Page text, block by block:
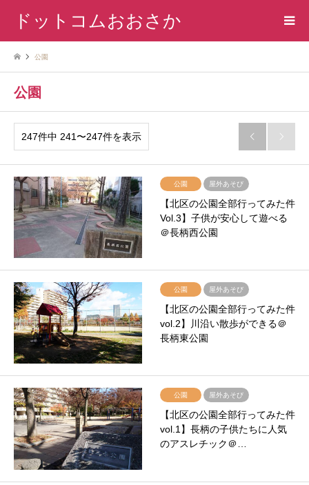
ドットコムおおさか
公園
公園
247件中 241〜247件を表示  
公園 屋外あそび
【北区の公園全部行ってみた件
Vol.3】子供が安心して遊べる
＠長柄西公園
公園 屋外あそび
【北区の公園全部行ってみた件
vol.2】川沿い散歩ができる＠
長柄東公園
公園 屋外あそび
【北区の公園全部行ってみた件
vol.1】長柄の子供たちに人気
のアスレチック＠…